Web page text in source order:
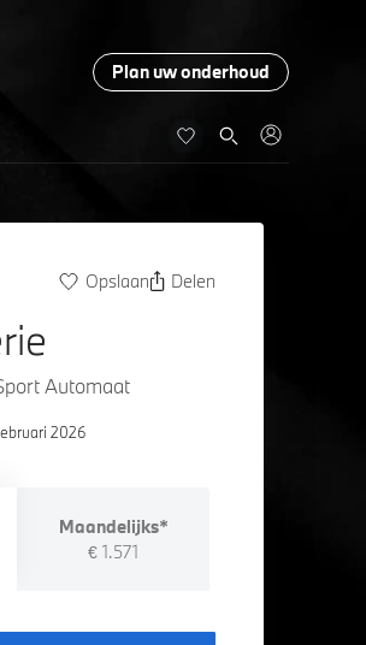
Plan uw onderhoud
Opslaan Delen
Automaat
2026
Maandelijks*
€ 1.571